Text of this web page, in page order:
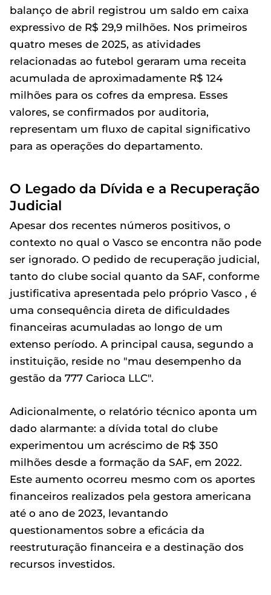
balanço de abril registrou um saldo em caixa
expressivo de R$ 29,9 milhões. Nos primeiros
quatro meses de 2025, as atividades
relacionadas ao futebol geraram uma receita
acumulada de aproximadamente R$ 124
milhões para os cofres da empresa. Esses
valores, se confirmados por auditoria,
representam um fluxo de capital significativo
para as operações do departamento.
O Legado da Dívida e a Recuperação
Judicial
Apesar dos recentes números positivos, o
contexto no qual o Vasco se encontra não pode
ser ignorado. O pedido de recuperação judicial,
tanto do clube social quanto da SAF, conforme
justificativa apresentada pelo próprio Vasco , é
uma consequência direta de dificuldades
financeiras acumuladas ao longo de um
extenso período. A principal causa, segundo a
instituição, reside no "mau desempenho da
gestão da 777 Carioca LLC".
Adicionalmente, o relatório técnico aponta um
dado alarmante: a dívida total do clube
experimentou um acréscimo de R$ 350
milhões desde a formação da SAF, em 2022.
Este aumento ocorreu mesmo com os aportes
financeiros realizados pela gestora americana
até o ano de 2023, levantando
questionamentos sobre a eficácia da
reestruturação financeira e a destinação dos
recursos investidos.